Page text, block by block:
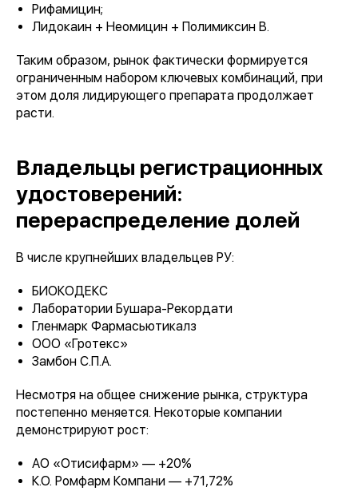
Рифамицин;
Лидокаин + Неомицин + Полимиксин B.
Таким образом, рынок фактически формируется
ограниченным набором ключевых комбинаций, при
этом доля лидирующего препарата продолжает
расти.
Владельцы регистрационных
удостоверений:
перераспределение долей
В числе крупнейших владельцев РУ:
БИОКОДЕКС
Лаборатории Бушара-Рекордати
Гленмарк Фармасьютикалз
ООО «Гротекс»
Замбон С.П.А.
Несмотря на общее снижение рынка, структура
постепенно меняется. Некоторые компании
демонстрируют рост:
АО «Отисифарм» — +20%
К.О. Ромфарм Компани — +71,72%